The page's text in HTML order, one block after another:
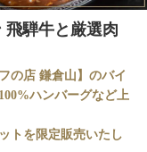
飛騨牛と厳選肉
の店 鎌倉山】のバイ
ハンバーグなど上
トを限定販売いたし